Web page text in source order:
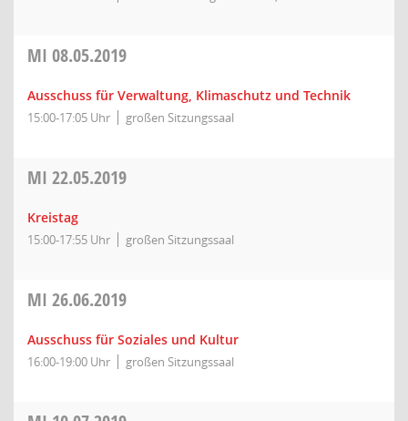
MI 08.05.2019
Ausschuss für Verwaltung, Klimaschutz und Technik
15:00-17:05 Uhr großen Sitzungssaal
MI 22.05.2019
Kreistag
15:00-17:55 Uhr großen Sitzungssaal
MI 26.06.2019
Ausschuss für Soziales und Kultur
16:00-19:00 Uhr großen Sitzungssaal